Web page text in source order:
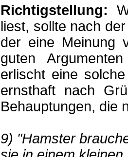
Richtigstellung:
liest, sollte nach
der eine Meinung
guten
erlischt eine
ernsthaft nach
Behauptungen, die
9) "Hamster